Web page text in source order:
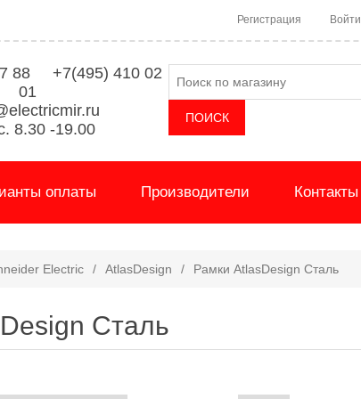
Регистрация Войти
88 +7(495) 410 02
01
8.30 -19.00
оплаты Производители Контакты
Electric / AtlasDesign / Рамки AtlasDesign Сталь
Сталь